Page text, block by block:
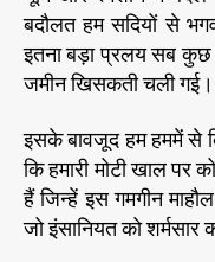
बदौलत हम सदियों से
इतना बड़ा प्रलय सब कुछ
जमीन खिसकती चली गई।
इसके बावजूद हम हममें से
कि हमारी मोटी खाल
हैं जिन्हें इस गमगीन
जो इंसानियत को शर्मसार